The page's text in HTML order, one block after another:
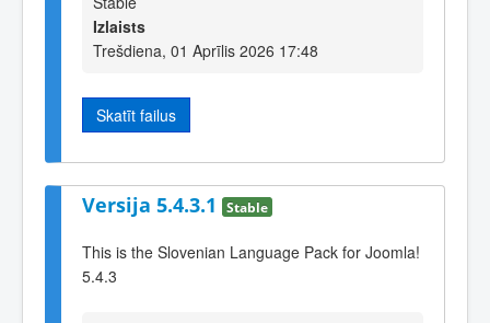
Izlaists
Trešdiena, 01 Aprīlis 2026 17:48
Skatīt failus
Versija 5.4.3.1 Stable
This is the Slovenian Language Pack for Joomla!
5.4.3